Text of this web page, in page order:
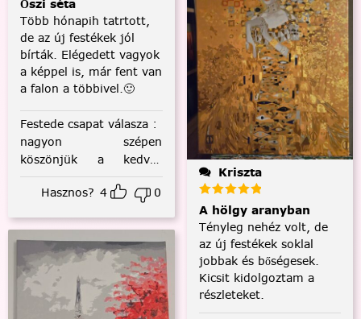
Őszi séta
Több hónapih tatrtott,
de az új festékek jól
bírták. Elégedett vagyok
a képpel is, már fent van
a falon a többivel.🙂
Festede csapat válasza :
nagyon szépen
köszönjük a kedves
visszajelzést! :)
Hasznos? 4 0
Kriszta
A hölgy aranyban
Tényleg nehéz volt, de
az új festékek soklal
jobbak és bőségesek.
Kicsit kidolgoztam a
részleteket.